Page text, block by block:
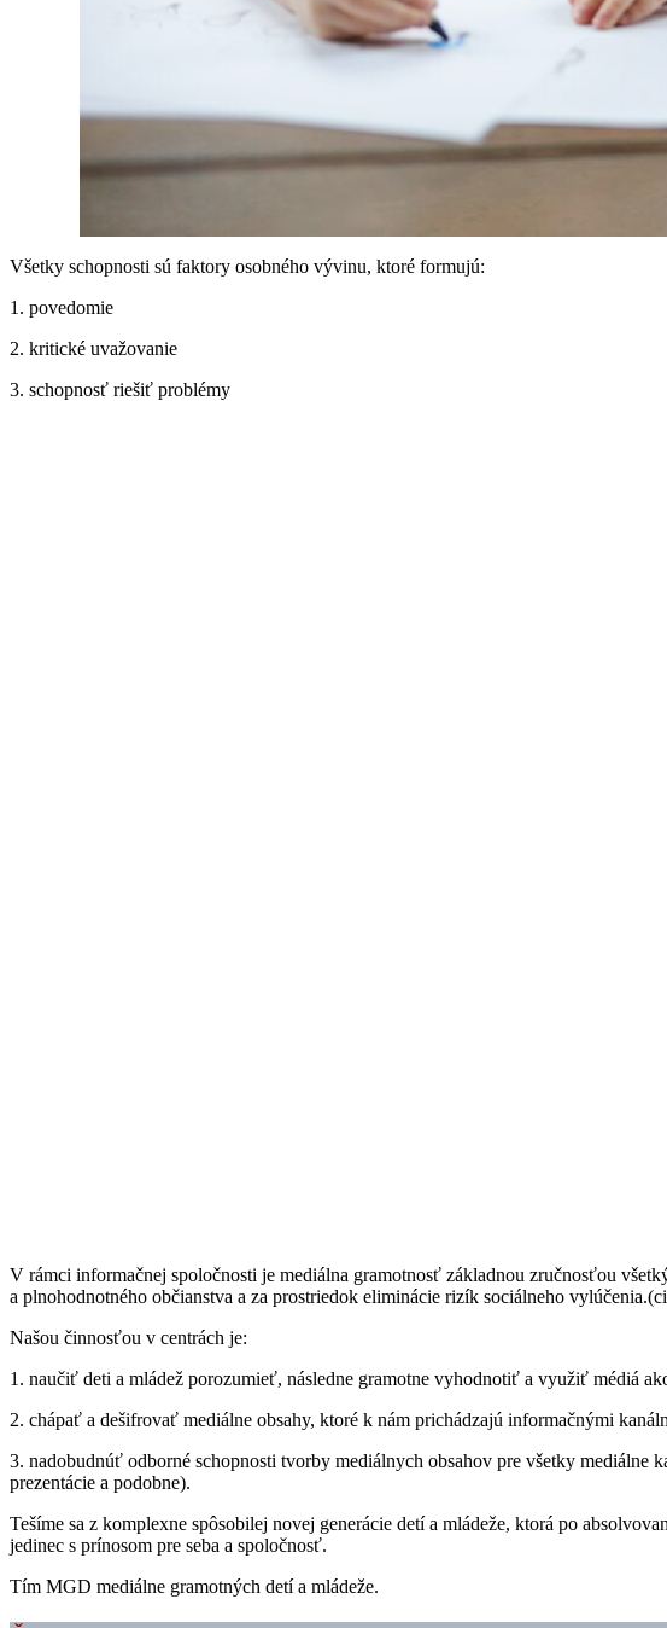
Všetky schopnosti sú faktory osobného vývinu, ktoré formujú:
1. povedomie
2. kritické uvažovanie
3. schopnosť riešiť problémy
V rámci informačnej spoločnosti je mediálna gramotnosť základnou zručnosťou
a plnohodnotného občianstva a za prostriedok eliminácie rizík sociálneho
Našou činnosťou v centrách je:
1. naučiť deti a mládež porozumieť, následne gramotne vyhodnotiť a využiť médiá
2. chápať a dešifrovať mediálne obsahy, ktoré k nám prichádzajú informačnými
3. nadobudnúť odborné schopnosti tvorby mediálnych obsahov pre všetky mediálne
prezentácie a podobne).
Tešíme sa z komplexne spôsobilej novej generácie detí a mládeže, ktorá po
jedinec s prínosom pre seba a spoločnosť.
Tím MGD mediálne gramotných detí a mládeže.